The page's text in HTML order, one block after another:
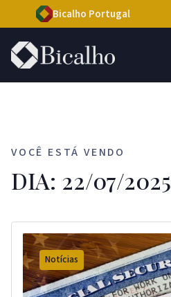
Bicalho Portugal
VOCÊ ESTÁ VENDO
DIA: 22/07/2025
Notícias